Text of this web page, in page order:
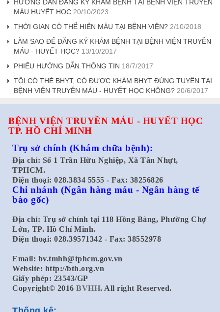
HƯỚNG DẪN ĐĂNG KÝ KHÁM BỆNH TẠI BỆNH VIỆN TRUYỀN
MÁU HUYẾT HỌC 20/10/2023
THỜI GIAN CÓ THỂ HIẾN MÁU TẠI BỆNH VIỆN? 2/10/2018
LÀM SAO ĐỂ ĐĂNG KÝ KHÁM BỆNH TẠI BỆNH VIỆN TRUYỀN
MÁU - HUYẾT HỌC? 13/10/2017
PHIẾU HƯỚNG DẪN THÔNG TIN 18/7/2017
TÔI CÓ THẺ BHYT, CÓ ĐƯỢC KHÁM BHYT ĐÚNG TUYẾN TẠI
BỆNH VIỆN TRUYỀN MÁU - HUYẾT HỌC KHÔNG? 20/6/2017
BỆNH VIỆN TRUYỀN MÁU - HUYẾT HỌC
TP. HỒ CHÍ MINH
Trụ sở chính (Khám chữa bệnh):
Địa chỉ: Số 1 Trần Hữu Nghiệp, Xã Tân Nhựt,
TPHCM.
Điện thoại: 028.3834 5555 - Fax: 38256826
Chi nhánh (Ngân hàng máu - Ngân hàng tế
bào gốc)
Địa chỉ: Trụ sở chính tại 118 Hồng Bàng, Phường Chợ
Lớn, TP. Hồ Chí Minh.
Điện thoại: 028.39571342 - Fax: 38552978
Email: bv.tmhh@tphcm.gov.vn
Website: http://bth.org.vn
Giấy phép: 23543/GP
Copyright© 2016 BVHH. All right Reserved.